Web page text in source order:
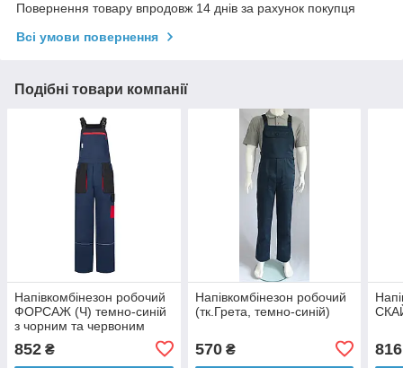
Повернення товару впродовж 14 днів за рахунок покупця
Всі умови повернення
Подібні товари компанії
Напівкомбінезон робочий
ФОРСАЖ (Ч) темно-синій
з чорним та червоним
852 ₴
Напівкомбінезон робочий
(тк.Грета, темно-синій)
570₴ 816